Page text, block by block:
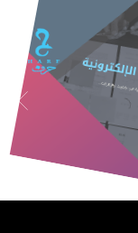
لتعزيز القدرات التنظيمية اليومية
في تأهيل الكفاءات اللازمة
والمستقبلية.